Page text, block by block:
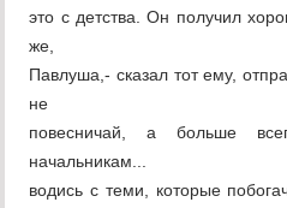
это с детства. Он получил
же,
Павлуша,- сказал тот ему,
не
повесничай, а больше
начальникам...
водись с теми, которые